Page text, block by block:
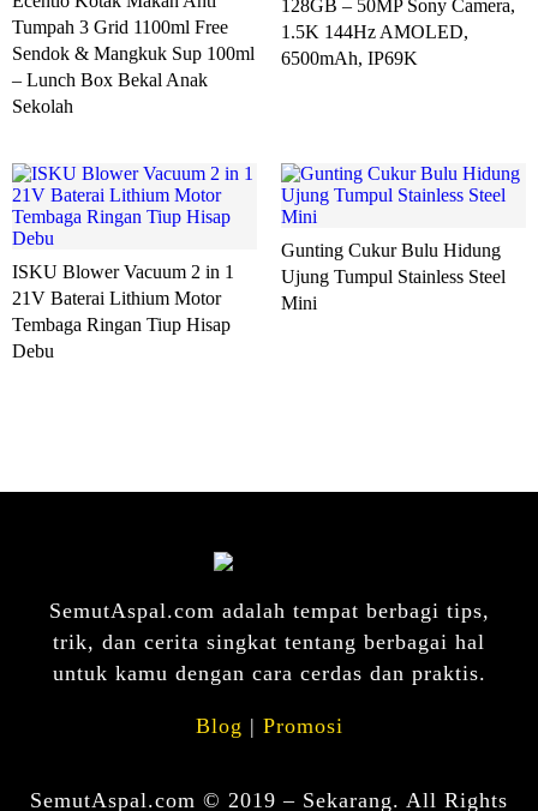
Tumpah 3 Grid 1100ml Free
Sendok & Mangkuk Sup 100ml
– Lunch Box Bekal Anak
Sekolah
128GB – 50MP Sony Camera,
1.5K 144Hz AMOLED,
6500mAh, IP69K
ISKU Blower Vacuum 2 in 1
21V Baterai Lithium Motor
Tembaga Ringan Tiup Hisap
Debu
Gunting Cukur Bulu Hidung
Ujung Tumpul Stainless Steel
Mini
SemutAspal.com adalah tempat berbagi tips,
trik, dan cerita singkat tentang berbagai hal
untuk kamu dengan cara cerdas dan praktis.
Blog | Promosi
SemutAspal.com © 2019 – Sekarang. All Rights